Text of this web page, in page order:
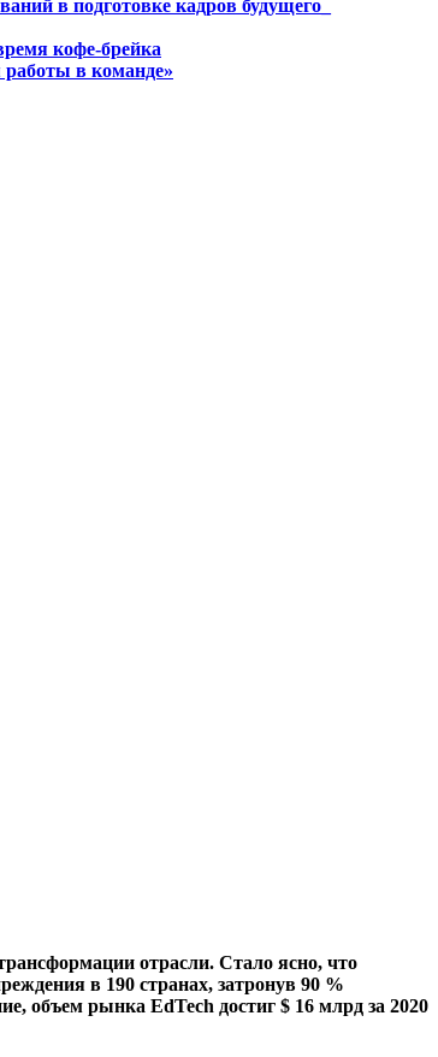
отрасли. Стало ясно, что
в 190 странах, затронув 90 %
объем рынка EdTech достиг $ 16 млрд за 2020